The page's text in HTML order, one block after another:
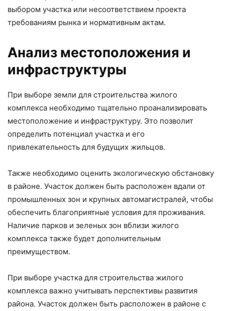
выбором участка или несоответствием проекта
требованиям рынка и нормативным актам.
Анализ местоположения и
инфраструктуры
При выборе земли для строительства жилого
комплекса необходимо тщательно проанализировать
местоположение и инфраструктуру. Это позволит
определить потенциал участка и его
привлекательность для будущих жильцов.
Также необходимо оценить экологическую обстановку
в районе. Участок должен быть расположен вдали от
промышленных зон и крупных автомагистралей, чтобы
обеспечить благоприятные условия для проживания.
Наличие парков и зеленых зон вблизи жилого
комплекса также будет дополнительным
преимуществом.
При выборе участка для строительства жилого
комплекса важно учитывать перспективы развития
района. Участок должен быть расположен в районе с